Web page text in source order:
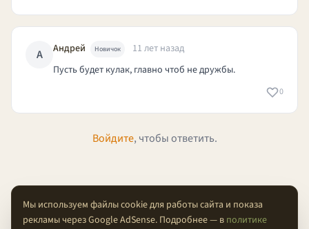
А Андрей Новичок
11 лет назад
Пусть будет кулак, главно чтоб не дружбы.
0
Войдите, чтобы ответить.
Мы используем файлы cookie для работы сайта и показа
рекламы через Google AdSense. Подробнее — в политике